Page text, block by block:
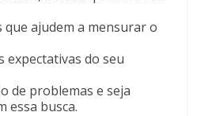
que ajudem a mensurar o
expectativas do seu
de problemas e seja
essa busca.